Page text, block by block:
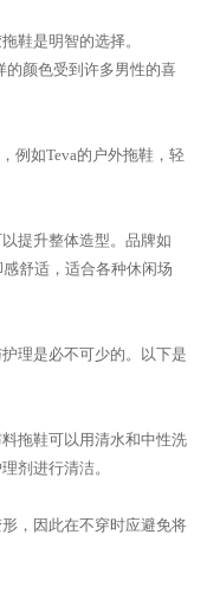
鞋是明智的选择。
的颜色受到许多男性的喜
例如Teva的户外拖鞋，轻
提升整体造型。品牌如
舒适，适合各种休闲场
理是必不可少的。以下是
拖鞋可以用清水和中性洗
剂进行清洁。
，因此在不穿时应避免将